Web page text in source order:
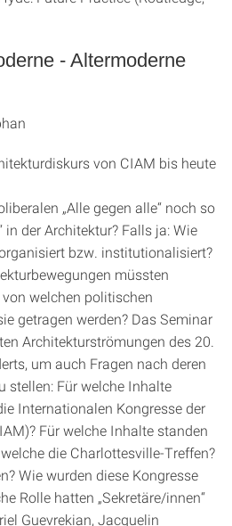
- Altermoderne
von CIAM bis heute
„Alle gegen alle“ noch so
in der Architektur? Falls ja: Wie
bzw. institutionalisiert?
müssten
welchen politischen
getragen werden? Das Seminar
Architekturströmungen des 20.
um auch Fragen nach deren
stellen: Für welche Inhalte
Internationalen Kongresse der
Für welche Inhalte standen
die Charlottesville-Treffen?
Wie wurden diese Kongresse
Rolle hatten „Sekretäre/innen“
Guevrekian, Jacquelin